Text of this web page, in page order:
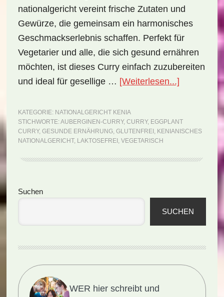
nationalgericht vereint frische Zutaten und
Gewürze, die gemeinsam ein harmonisches
Geschmackserlebnis schaffen. Perfekt für
Vegetarier und alle, die sich gesund ernähren
möchten, ist dieses Curry einfach zuzubereiten
und ideal für gesellige … [Weiterlesen...]
Curry
KATEGORIE: NATIONALGERICHT KENIA
STICHWORTE: AUBERGINEN-CURRY, CURRY, EGGPLANT
CURRY, GESUNDE ERNÄHRUNG, GLUTENFREI , KENIANISCHES
NATIONALGERICHT, LAKTOSEFREI , VEGETARISCH
Seitenspalte
Suchen
SUCHEN
WER hier schreibt und